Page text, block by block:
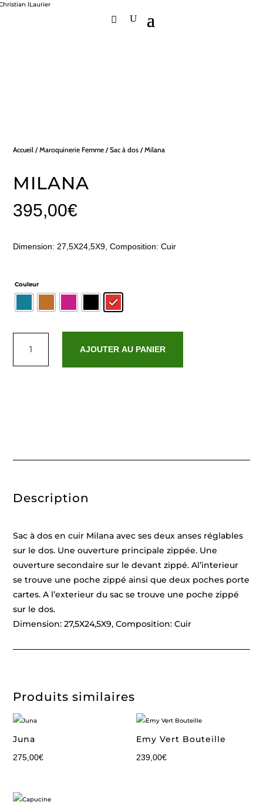
Accueil /Maroquinerie Femme /Sac à dos / Milana
MILANA
395,00€
Dimension: 27,5X24,5X9, Composition: Cuir
Couleur
Milana
AJOUTER AU PANIER
Description
Sac à dos en cuir Milana avec ses deux anses réglables
sur le dos. Une ouverture principale zippée. Une
ouverture secondaire sur le devant zippé. Al’interieur
se trouve une poche zippé ainsi que deux poches porte
cartes. A l’exterieur du sac se trouve une poche zippé
sur le dos.
Dimension: 27,5X24,5X9, Composition: Cuir
Produits similaires
Juna
275,00€
Emy Vert Bouteille
239,00€